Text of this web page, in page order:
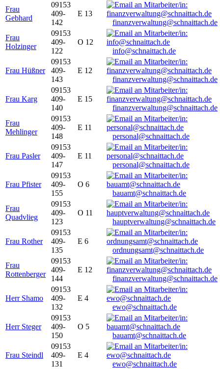
Frau
Gebhard
09153
409-
142
E 13
finanzverwaltung@schnaittach.de
Frau
Holzinger
09153
409-
122
O 12
info@schnaittach.de
Frau Hüßner
09153
409-
143
E 12
finanzverwaltung@schnaittach.de
Frau Karg
09153
409-
140
E 15
finanzverwaltung@schnaittach.de
Frau
Mehlinger
09153
409-
148
E 11
personal@schnaittach.de
Frau Pasler
09153
409-
147
E 11
personal@schnaittach.de
Frau Pfister
09153
409-
155
O 6
bauamt@schnaittach.de
Frau
Quadvlieg
09153
409-
123
O 11
hauptverwaltung@schnaittach.de
Frau Rother
09153
409-
135
E 6
ordnungsamt@schnaittach.de
Frau
Rottenberger
09153
409-
144
E 12
finanzverwaltung@schnaittach.de
Herr Shamo
09153
409-
132
E 4
ewo@schnaittach.de
Herr Steger
09153
409-
150
O 5
bauamt@schnaittach.de
Frau Steindl
09153
409-
131
E 4
ewo@schnaittach.de